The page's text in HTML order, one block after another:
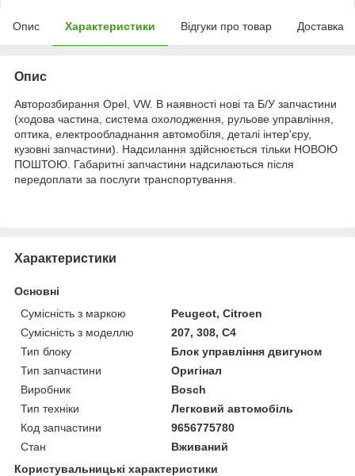
Опис Характеристики Відгуки про товар Доставка
Опис
Авторозбирання Opel, VW. В наявності нові та Б/У запчастини
(ходова частина, система охолодження, рульове управління,
оптика, електрообладнання автомобіля, деталі інтер'єру,
кузовні запчастини). Надсилання здійснюється тільки НОВОЮ
ПОШТОЮ. Габаритні запчастини надсилаються після
передоплати за послуги транспортування.
Характеристики
Основні
Сумісність з маркою
Peugeot, Citroen
Сумісність з моделлю
207, 308, C4
Тип блоку
Блок управління двигуном
Тип запчастини
Оригінал
Виробник
Bosch
Тип техніки
Легковий автомобіль
Код запчастини
9656775780
Стан
Вживаний
Користувальницькі характеристики